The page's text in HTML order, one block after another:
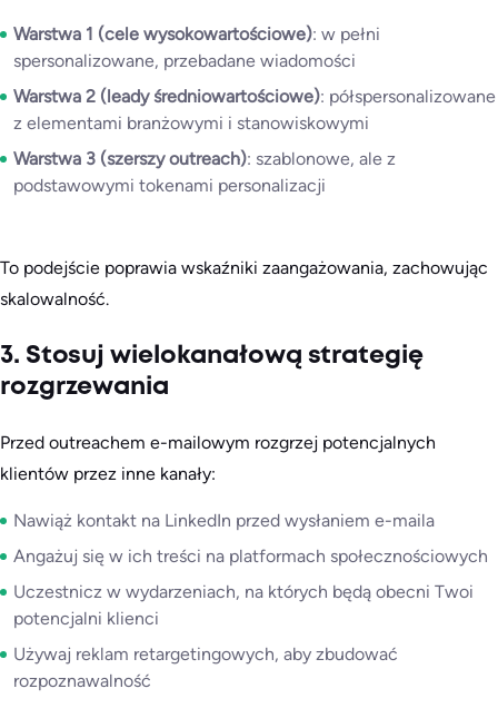
Warstwa 1 (cele wysokowartościowe): w pełni
spersonalizowane, przebadane wiadomości
Warstwa 2 (leady średniowartościowe): półspersonalizowane
z elementami branżowymi i stanowiskowymi
Warstwa 3 (szerszy outreach): szablonowe, ale z
podstawowymi tokenami personalizacji
To podejście poprawia wskaźniki zaangażowania, zachowując
skalowalność.
3. Stosuj wielokanałową strategię
rozgrzewania
Przed outreachem e-mailowym rozgrzej potencjalnych
klientów przez inne kanały:
Nawiąż kontakt na LinkedIn przed wysłaniem e-maila
Angażuj się w ich treści na platformach społecznościowych
Uczestnicz w wydarzeniach, na których będą obecni Twoi
potencjalni klienci
Używaj reklam retargetingowych, aby zbudować
rozpoznawalność